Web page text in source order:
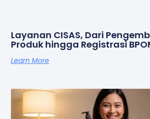
Layanan CISAS, Dari
Produk hingga Registrasi
Learn More